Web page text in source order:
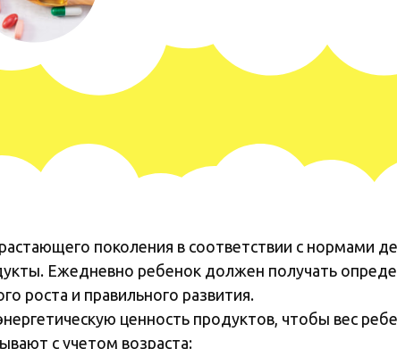
поколения в соответствии с нормами
Ежедневно ребенок должен получать
роста и правильного развития.
ценность продуктов, чтобы вес
с учетом возраста: